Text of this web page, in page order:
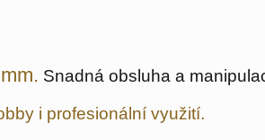
Snadná obsluha a
i profesionální využití.